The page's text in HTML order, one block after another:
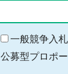
一般競争入札
公募型プロポ